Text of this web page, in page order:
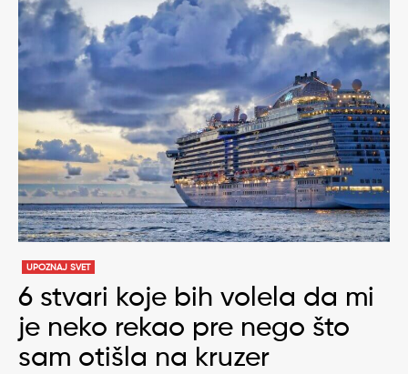
UPOZNAJ SVET
6 stvari koje bih volela da mi
je neko rekao pre nego što
sam otišla na kruzer